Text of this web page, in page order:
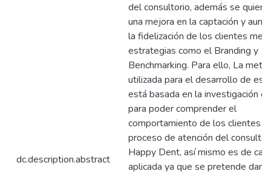
dc.description.abstract
del consultorio, además se
una mejora en la captación y
la fidelización de los clientes
estrategias como el Branding y
Benchmarking. Para ello, La
utilizada para el desarrollo de
está basada en la investigación
para poder comprender el
comportamiento de los clientes
proceso de atención del
Happy Dent, así mismo es de
aplicada ya que se pretende dar